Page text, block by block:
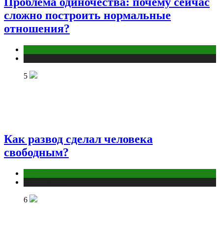
сложно построить нормальные
отношения?
5
Как развод сделал человека
свободным?
6